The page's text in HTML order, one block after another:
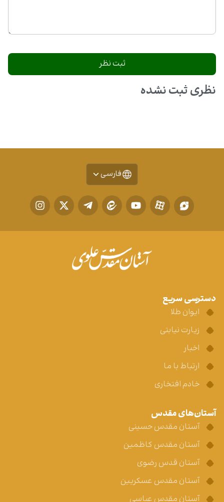
نظری ثبت نشده
فارسی
دسترسی سریع
ایوان طلا
زیارت نیابتی
اخبار
ارتباط با ما
خادم افتخاری
آستان‌های مقدس
آستان مقدس حسینی
آستان مقدس کاظمین
آستان قدس رضوی
آستان مقدس عسکریین
آستان مقدس عباسی